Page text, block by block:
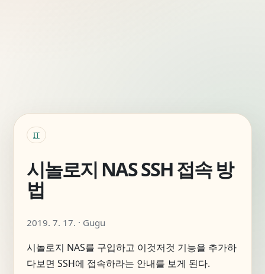
IT
시놀로지 NAS SSH 접속 방
법
2019. 7. 17. · Gugu
시놀로지 NAS를 구입하고 이것저것 기능을 추가하
다보면 SSH에 접속하라는 안내를 보게 된다.